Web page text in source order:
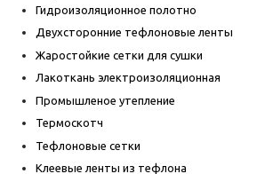
Гидроизоляционное полотно
Двухсторонние тефлоновые ленты
Жаростойкие сетки для сушки
Лакоткань электроизоляционная
Промышленое утепление
Термоскотч
Тефлоновые сетки
Клеевые ленты из тефлона